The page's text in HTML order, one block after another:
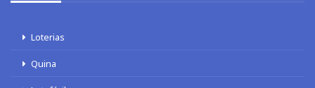
Loterias
Quina